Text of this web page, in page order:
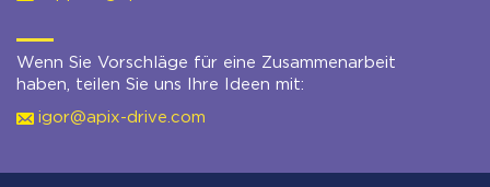
Wenn Sie Vorschläge für eine Zusammenarbeit
haben, teilen Sie uns Ihre Ideen mit:
igor@apix-drive.com